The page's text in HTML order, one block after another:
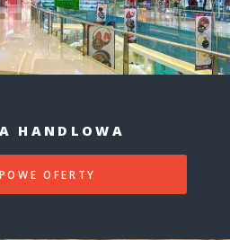
HANDLOWA
OFERTY